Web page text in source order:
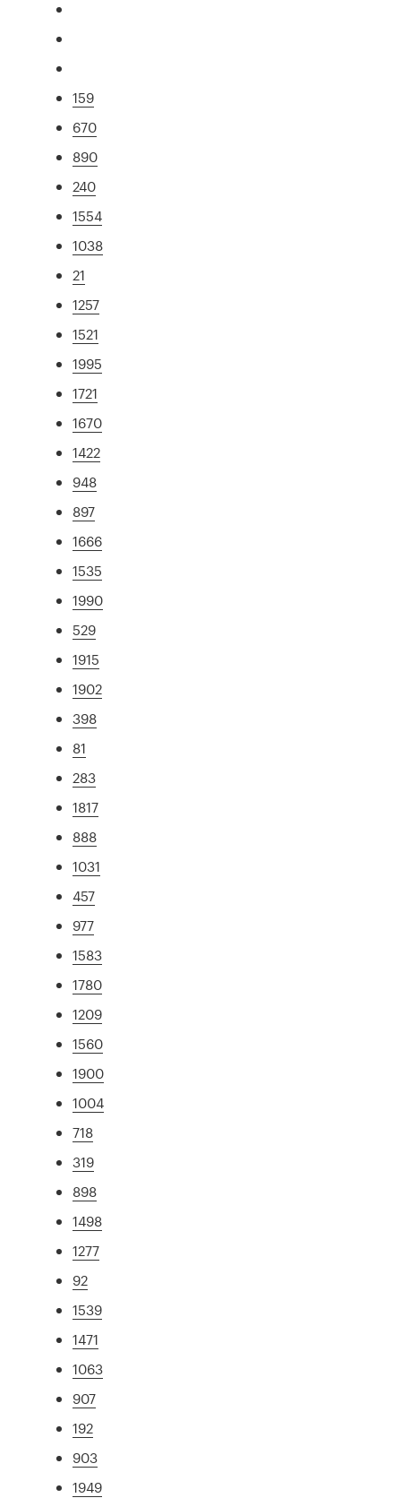
159
670
890
240
1554
1038
21
1257
1521
1995
1721
1670
1422
948
897
1666
1535
1990
529
1915
1902
398
81
283
1817
888
1031
457
977
1583
1780
1209
1560
1900
1004
718
319
898
1498
1277
92
1539
1471
1063
907
192
903
1949